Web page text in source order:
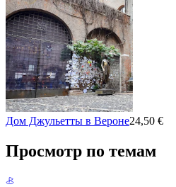
Дом Джульетты в Вероне24,50 €
Просмотр по темам